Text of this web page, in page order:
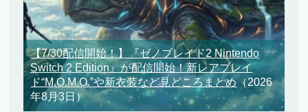
【7/30配信開始！】『ゼノブレイド2 Nintendo
Switch 2 Edition』が配信開始！新レアブレイ
ド“M.O.M.O.”や新衣装など見どころまとめ（2026
年8月3日）